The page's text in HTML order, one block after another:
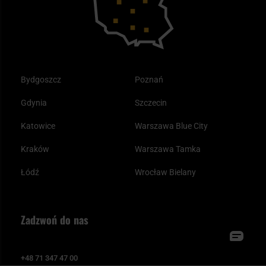
Bydgoszcz
Gdynia
Katowice
Kraków
Łódź
Poznań
Szczecin
Warszawa Blue City
Warszawa Tamka
Wrocław Bielany
Zadzwoń do nas
+48 71 347 47 00